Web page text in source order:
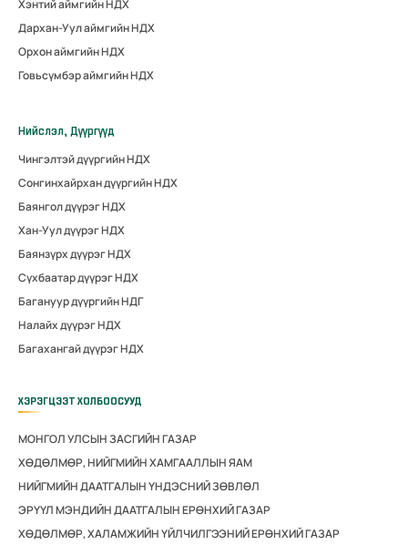
Хэнтий аймгийн НДХ
Дархан-Уул аймгийн НДХ
Орхон аймгийн НДХ
Говьсүмбэр аймгийн НДХ
Нийслэл, Дүүргүүд
Чингэлтэй дүүргийн НДХ
Сонгинхайрхан дүүргийн НДХ
Баянгол дүүрэг НДХ
Хан-Уул дүүрэг НДХ
Баянзүрх дүүрэг НДХ
Сүхбаатар дүүрэг НДХ
Багануур дүүргийн НДГ
Налайх дүүрэг НДХ
Багахангай дүүрэг НДХ
ХЭРЭГЦЭЭТ ХОЛБООСУУД
МОНГОЛ УЛСЫН ЗАСГИЙН ГАЗАР
ХӨДӨЛМӨР, НИЙГМИЙН ХАМГААЛЛЫН ЯАМ
НИЙГМИЙН ДААТГАЛЫН ҮНДЭСНИЙ ЗӨВЛӨЛ
ЭРҮҮЛ МЭНДИЙН ДААТГАЛЫН ЕРӨНХИЙ ГАЗАР
ХӨДӨЛМӨР, ХАЛАМЖИЙН ҮЙЛЧИЛГЭЭНИЙ ЕРӨНХИЙ ГАЗАР